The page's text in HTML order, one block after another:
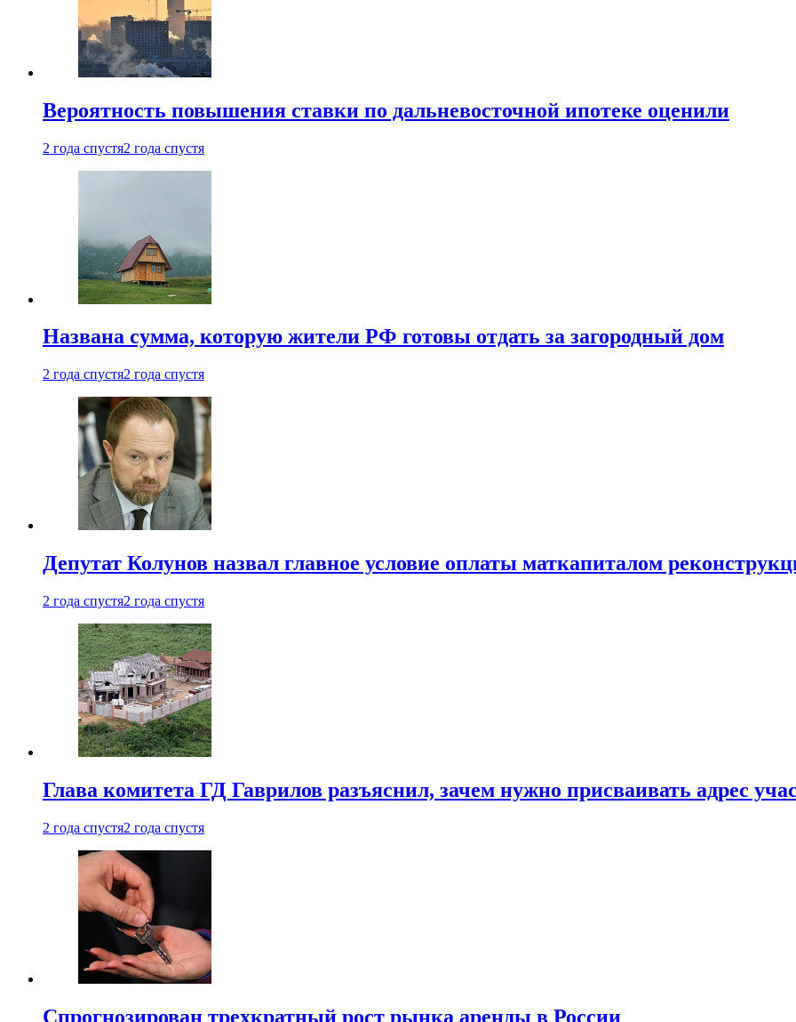
Вероятность повышения ставки по дальневосточной ипотеке оценили
2 года спустя2 года спустя
Названа сумма, которую жители РФ готовы отдать за загородный дом
2 года спустя2 года спустя
Депутат Колунов назвал главное условие оплаты маткапиталом
2 года спустя2 года спустя
Глава комитета ГД Гаврилов разъяснил, зачем нужно присваивать адрес
2 года спустя2 года спустя
Спрогнозирован трехкратный рост рынка аренды в России